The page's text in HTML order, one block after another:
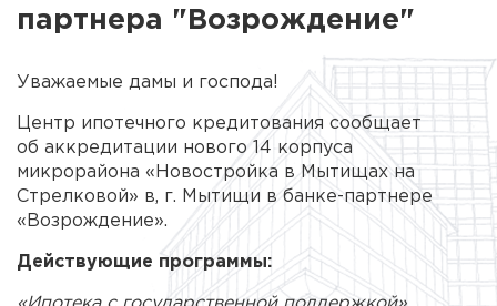
партнера "Возрождение"
Уважаемые дамы и господа!
Центр ипотечного кредитования сообщает
об аккредитации нового 14 корпуса
микрорайона «Новостройка в Мытищах на
Стрелковой» в, г. Мытищи в банке-партнере
«Возрождение».
Действующие программы: